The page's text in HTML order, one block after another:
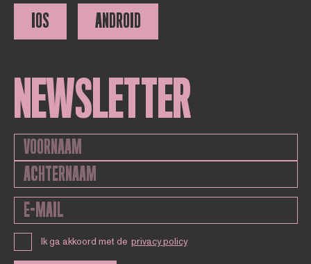
IOS ANDROID
NEWSLETTER
Ik ga akkoord met de privacy policy